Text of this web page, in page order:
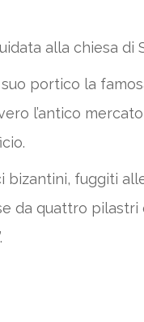
alla chiesa di
portico la
l’antico
bizantini, fuggiti
da quattro